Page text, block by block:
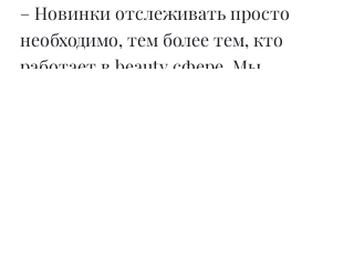
– Новинки отслеживать просто
необходимо, тем более тем, кто
работает в beauty сфере. Мы